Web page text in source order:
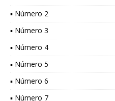
▪ Número 2
▪ Número 3
▪ Número 4
▪ Número 5
▪ Número 6
▪ Número 7